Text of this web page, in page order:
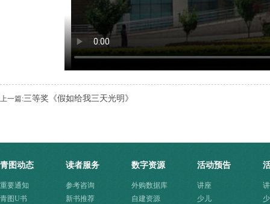
上一篇:三等奖《假如给我三天光明》
青图动态
重要通知
青图U书
读者服务
参考咨询
新书推荐
数字资源
外购数据库
自建资源
活动预告
讲座
少儿